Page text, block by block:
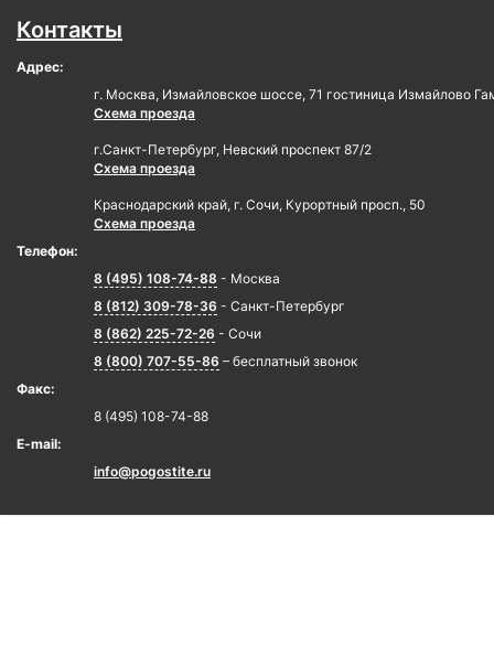
Контакты
Адрес:
г. Москва, Измайловское шоссе, 71 гостиница Измайлово
Схема проезда
г.Санкт-Петербург, Невский проспект 87/2
Схема проезда
Краснодарский край, г. Сочи, Курортный просп., 50
Схема проезда
Телефон:
8 (495) 108-74-88 - Москва
8 (812) 309-78-36 - Санкт-Петербург
8 (862) 225-72-26 - Сочи
8 (800) 707-55-86 – бесплатный звонок
Факс:
8 (495) 108-74-88
E-mail:
info@pogostite.ru